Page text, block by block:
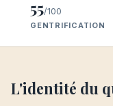
55/100
GENTRIFICATION
L'identité du